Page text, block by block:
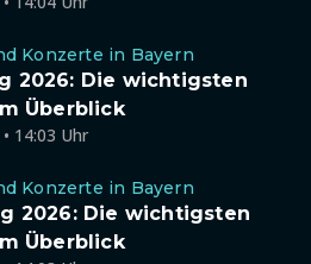
Konzerte in Bayern
2026: Die wichtigsten
Überblick
14:03 Uhr
Konzerte in Bayern
2026: Die wichtigsten
Überblick